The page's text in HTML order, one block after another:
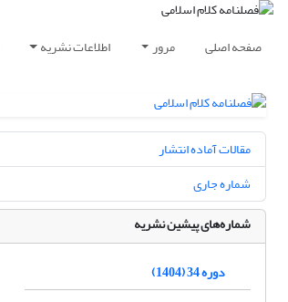
صفحه اصلی مرور اطلاعات نشریه
مقالات آماده انتشار
شماره جاری
شماره‌های پیشین نشریه
دوره 34 (1404)